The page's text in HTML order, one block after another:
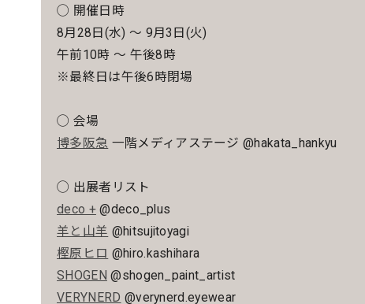
◯ 開催日時
8月28日(水) 〜 9月3日(火)
午前10時 ～ 午後8時
※最終日は午後6時閉場
◯ 会場
博多阪急 一階メディアステージ @hakata_hankyu
◯ 出展者リスト
deco +@deco_plus
羊と山羊 @hitsujitoyagi
樫原ヒロ @hiro.kashihara
SHOGEN @shogen_paint_artist
VERYNERD @verynerd.eyewear